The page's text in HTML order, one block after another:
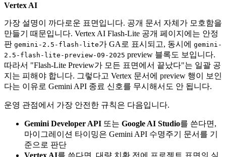
Vertex AI
가장 설명이 까다로운 표면입니다. 공개 문서 자체가 모호함을
만들기 때문입니다. Vertex AI Flash-Lite 공개 페이지에는 안정
판 gemini-2.5-flash-lite가 GA로 표시되고, 동시에 gemini-
2.5-flash-lite-preview-09-2025 preview 블록도 보입니다.
따라서 "Flash-Lite Preview가 모든 표면에서 끝났다"는 일괄 공
지는 피해야 합니다. 그렇다고 Vertex 문서에 preview 행이 보인
다는 이유로 Gemini API 종료 신호를 무시해서도 안 됩니다.
운영 관점에서 가장 안전한 규칙은 다음입니다.
Gemini Developer API 또는 Google AI Studio를 쓴다면,
마이그레이션 타이밍은 Gemini API 수명주기 문서를 기
준으로 판단
Vertex AI를 쓴다면, 대량 치환 전에 프로젝트 표면의 실